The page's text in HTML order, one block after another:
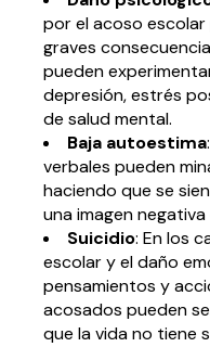
por el acoso
graves
pueden
depresión, estrés
de salud mental.
Baja autoestima
verbales pueden
haciendo que se
una imagen negativa
Suicidio: En los
escolar y el daño
pensamientos y
acosados pueden
que la vida no tiene